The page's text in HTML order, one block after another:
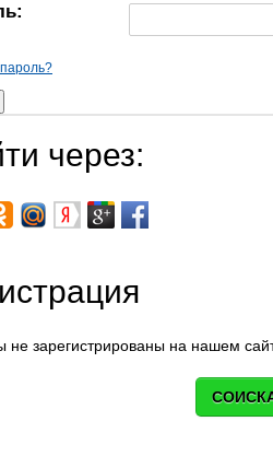
через:
не зарегистрированы на нашем